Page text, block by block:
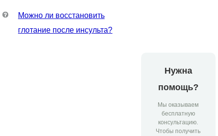
Можно ли восстановить
глотание после инсульта?
Нужна
помощь?
Мы оказываем
бесплатную
консультацию.
Чтобы получить